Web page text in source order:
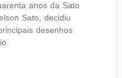
anos da Sato
Sato, decidiu
desenhos